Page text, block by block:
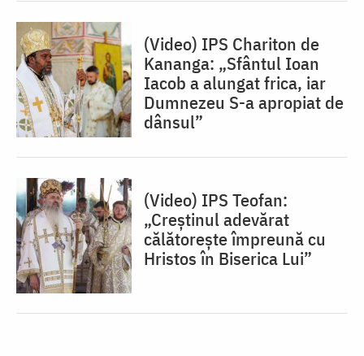
(Video) IPS Chariton de
Kananga: „Sfântul Ioan
Iacob a alungat frica, iar
Dumnezeu S-a apropiat de
dânsul”
(Video) IPS Teofan:
„Creștinul adevărat
călătorește împreună cu
Hristos în Biserica Lui”